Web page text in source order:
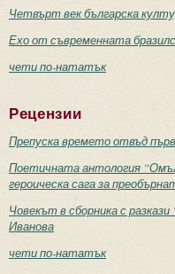
Четвърт век българска
Ехо от съвременната
чети по-нататък
Рецензии
Препуска времето отвъд
Поетичната антология
героическа сага за
Човекът в сборника с
Иванова
чети по-нататък